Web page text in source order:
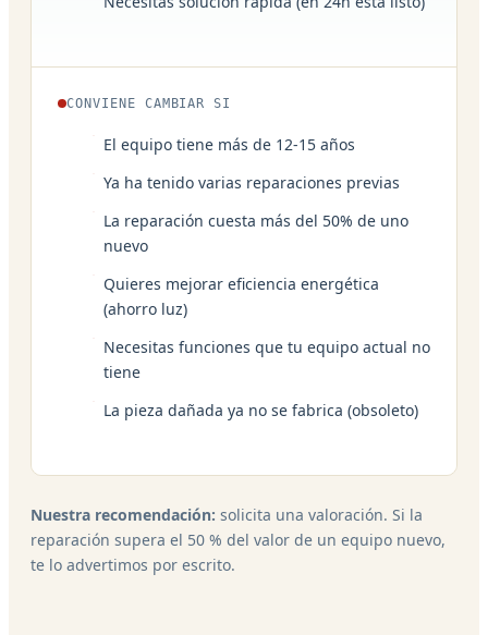
CONVIENE CAMBIAR SI
El equipo tiene más de 12-15 años
Ya ha tenido varias reparaciones previas
La reparación cuesta más del 50% de uno
nuevo
Quieres mejorar eficiencia energética
(ahorro luz)
Necesitas funciones que tu equipo actual no
tiene
La pieza dañada ya no se fabrica (obsoleto)
Nuestra recomendación: solicita una valoración. Si la
reparación supera el 50 % del valor de un equipo nuevo,
te lo advertimos por escrito.